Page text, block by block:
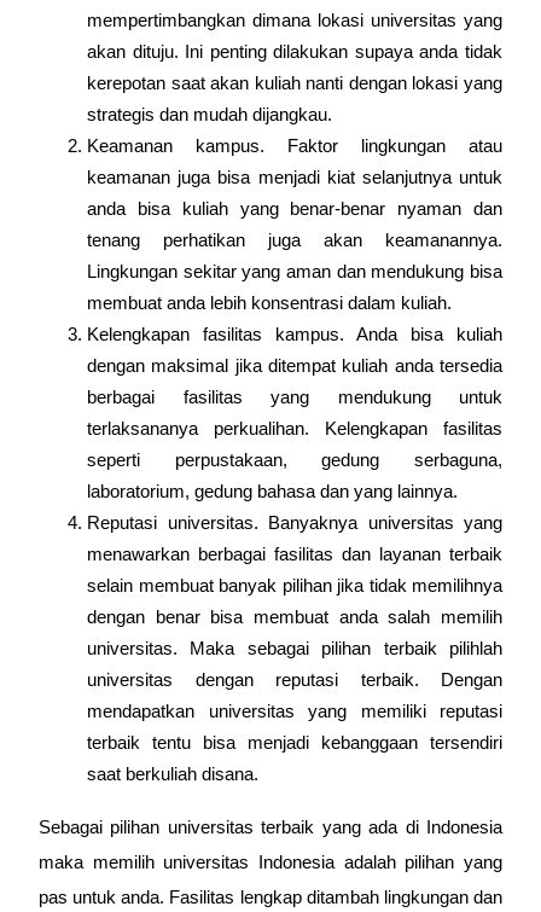
mempertimbangkan dimana lokasi universitas yang
akan dituju. Ini penting dilakukan supaya anda tidak
kerepotan saat akan kuliah nanti dengan lokasi yang
strategis dan mudah dijangkau.
Keamanan kampus. Faktor lingkungan atau
keamanan juga bisa menjadi kiat selanjutnya untuk
anda bisa kuliah yang benar-benar nyaman dan
tenang perhatikan juga akan keamanannya.
Lingkungan sekitar yang aman dan mendukung bisa
membuat anda lebih konsentrasi dalam kuliah.
Kelengkapan fasilitas kampus. Anda bisa kuliah
dengan maksimal jika ditempat kuliah anda tersedia
berbagai fasilitas yang mendukung untuk
terlaksananya perkualihan. Kelengkapan fasilitas
seperti perpustakaan, gedung serbaguna,
laboratorium, gedung bahasa dan yang lainnya.
Reputasi universitas. Banyaknya universitas yang
menawarkan berbagai fasilitas dan layanan terbaik
selain membuat banyak pilihan jika tidak memilihnya
dengan benar bisa membuat anda salah memilih
universitas. Maka sebagai pilihan terbaik pilihlah
universitas dengan reputasi terbaik. Dengan
mendapatkan universitas yang memiliki reputasi
terbaik tentu bisa menjadi kebanggaan tersendiri
saat berkuliah disana.
Sebagai pilihan universitas terbaik yang ada di Indonesia
maka memilih universitas Indonesia adalah pilihan yang
pas untuk anda. Fasilitas lengkap ditambah lingkungan dan